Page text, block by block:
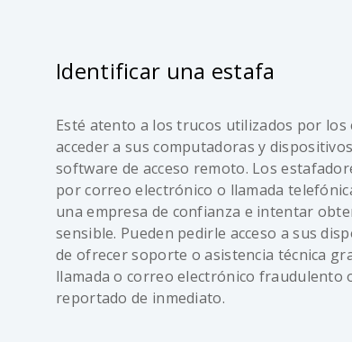
Identificar una estafa
Esté atento a los trucos utilizados por
acceder a sus computadoras y
software de acceso remoto. Los
por correo electrónico o llamada
una empresa de confianza e intentar
sensible. Pueden pedirle acceso a sus
de ofrecer soporte o asistencia técnica
llamada o correo electrónico fraudulento
reportado de inmediato.